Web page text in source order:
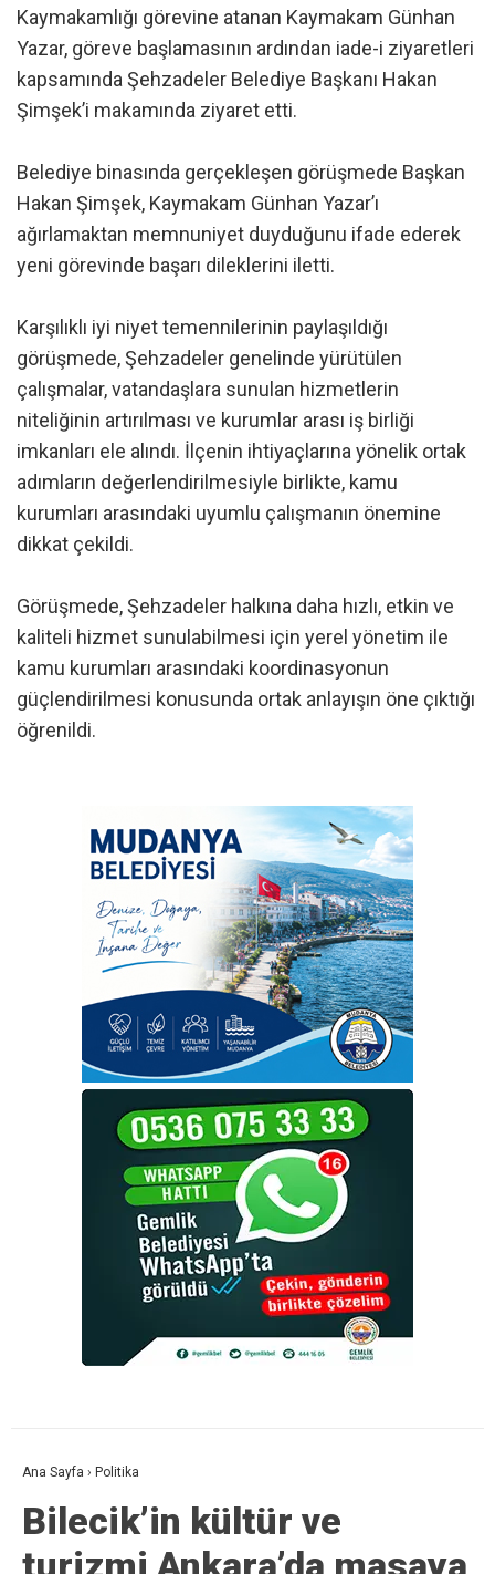
Kaymakamlığı görevine atanan Kaymakam Günhan
Yazar, göreve başlamasının ardından iade-i ziyaretleri
kapsamında Şehzadeler Belediye Başkanı Hakan
Şimşek’i makamında ziyaret etti.
Belediye binasında gerçekleşen görüşmede Başkan
Hakan Şimşek, Kaymakam Günhan Yazar’ı
ağırlamaktan memnuniyet duyduğunu ifade ederek
yeni görevinde başarı dileklerini iletti.
Karşılıklı iyi niyet temennilerinin paylaşıldığı
görüşmede, Şehzadeler genelinde yürütülen
çalışmalar, vatandaşlara sunulan hizmetlerin
niteliğinin artırılması ve kurumlar arası iş birliği
imkanları ele alındı. İlçenin ihtiyaçlarına yönelik ortak
adımların değerlendirilmesiyle birlikte, kamu
kurumları arasındaki uyumlu çalışmanın önemine
dikkat çekildi.
Görüşmede, Şehzadeler halkına daha hızlı, etkin ve
kaliteli hizmet sunulabilmesi için yerel yönetim ile
kamu kurumları arasındaki koordinasyonun
güçlendirilmesi konusunda ortak anlayışın öne çıktığı
öğrenildi.
Ana Sayfa › Politika
Bilecik’in kültür ve
turizmi Ankara’da masaya